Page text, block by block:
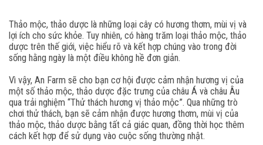
Thảo mộc, thảo dược là những loại cây có hương thơm, mùi vị và
lợi ích cho sức khỏe. Tuy nhiên, có hàng trăm loại thảo mộc, thảo
dược trên thế giới, việc hiểu rõ và kết hợp chúng vào trong đời
sống hằng ngày là một điều không hề đơn giản.
Vì vậy, An Farm sẽ cho bạn cơ hội được cảm nhận hương vị của
một số thảo mộc, thảo dược đặc trưng của châu Á và châu Âu
qua trải nghiệm “Thử thách hương vị thảo mộc”. Qua những trò
chơi thử thách, bạn sẽ cảm nhận được hương thơm, mùi vị của
thảo mộc, thảo dược bằng tất cả giác quan, đồng thời học thêm
cách kết hợp để sử dụng vào cuộc sống thường nhật.